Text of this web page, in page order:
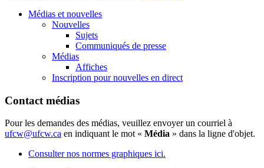
Médias et nouvelles
Nouvelles
Sujets
Communiqués de presse
Médias
Affiches
Inscription pour nouvelles en direct
Contact médias
Pour les demandes des médias, veuillez envoyer un courriel à
ufcw@ufcw.ca en indiquant le mot « Média » dans la ligne d'objet.
Consulter nos normes graphiques ici.